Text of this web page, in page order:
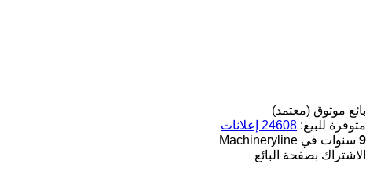
بائع موثوق (معتمد)
متوفرة للبيع: 24608 إعلانات
9 سنوات في Machineryline
الاشتراك بصفحة البائع